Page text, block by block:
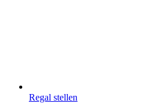
Regal stellen